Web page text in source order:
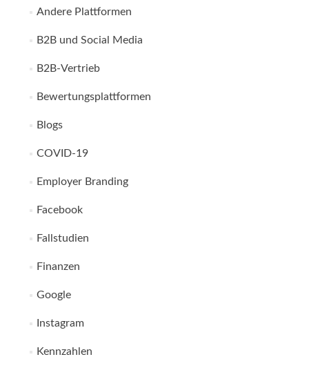
Andere Plattformen
B2B und Social Media
B2B-Vertrieb
Bewertungsplattformen
Blogs
COVID-19
Employer Branding
Facebook
Fallstudien
Finanzen
Google
Instagram
Kennzahlen